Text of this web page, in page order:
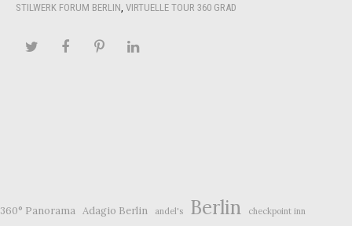
STILWERK FORUM BERLIN VIRTUELLE TOUR 360 GRAD
360° Panorama Adagio Berlin andel's Berlin checkpoint inn